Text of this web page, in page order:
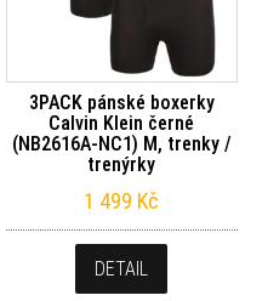
3PACK pánské boxerky
Calvin Klein černé
(NB2616A-NC1) M, trenky /
trenýrky
1 499 Kč
DETAIL